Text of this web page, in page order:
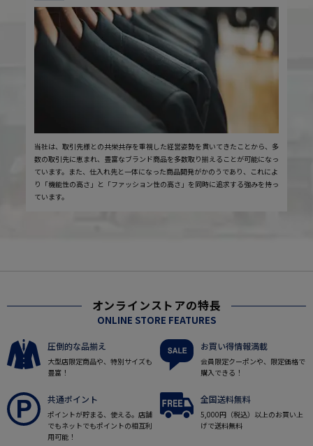
当社は、取引先様との共栄共存を重視した経営姿勢を貫いてきたことから、多
数の取引先に恵まれ、豊富なブランド商品を多数取り揃えることが可能になっ
ています。また、仕入れ先と一体になった商品開発がかのうであり、これによ
り「機能性の高さ」と「ファッション性の高さ」を同時に追求する強みを持っ
ています。
オンラインストアの特長
ONLINE STORE FEATURES
圧倒的な品揃え
大型店限定商品や、特別サイズも
豊富！
お買い得情報満載
会員限定クーポンや、限定価格で
購入できる！
共通ポイント
ポイントが貯まる、使える。店舗
でもネットでもポイントの相互利
用可能！
全国送料無料
5,000円（税込）以上のお買い上
げで送料無料